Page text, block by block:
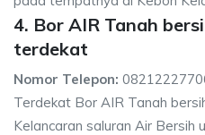
4. Bor AIR Tanah
terdekat
Nomor Telepon:
Terdekat Bor AIR Tanah
Kelancaran saluran Air Bersih